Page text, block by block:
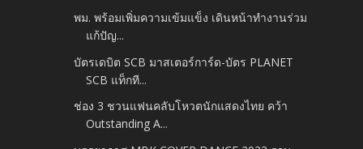
พม. พร้อมเพิ่มความเข้มแข็ง เดินหน้าทำงานร่วม
แก้ปัญ...
บัตรเดบิต SCB มาสเตอร์การ์ด-บัตร PLANET
SCB แท็กที...
ช่อง 3 ชวนแฟนคลับโหวตนักแสดงไทย คว้า
Outstanding A...